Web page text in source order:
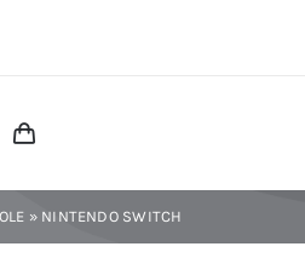
» NINTENDO SWITCH